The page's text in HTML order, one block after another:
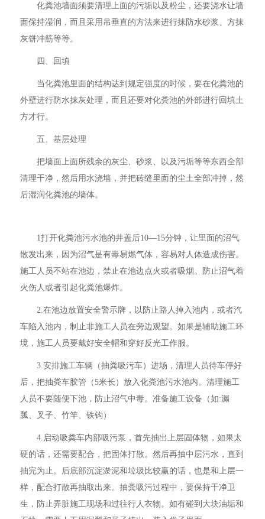
化粪池墙面须要清理上面的污垢以及粉尘，还要浇水让墙
面保持湿润，而且采用吊垂直的方法来进行抹防水砂浆、方抹
灰饼冲筋等等。
四、回填
当化粪池里面的结构达到规定强度的时候，要在化粪池的
外壁进行防水抹灰处理，而且还要对化粪池的外部进行回填土
方才行。
五、基层处理
把墙面上面所残余的灰尘、砂浆、以及污垢等等东西全部
清理干净，然后用水浇墙，并把砖缝里面的尘土全部冲掉，然
后湿润化粪池的墙体。
1打开化粪池污水池的井盖后10—15分钟，让里面的沼气
散发出来，因为沼气是有毒易燃气体，容易对人体造成伤害。
施工人员不站在池边，禁止在池边点火或者吸烟。防止沼气着
火伤人或者引起化粪池爆炸。
2.在池边放置安全警示牌，以防止路人掉入池内，或者汽
车陷入池内，制止非施工人员在旁边观望。如果是辅助施工环
境，施工人员要戴好安全帽和穿好反光工作服。
3.安排施工车辆（抽粪吸污车）进场，清理人员待车停好
后，把抽粪车胶管（5米长）放入化粪池污水池内。清理施工
人员不要随便下池，防止沼气中毒。准备施工设备（如:漏
瓢、叉子、竹竿、铁钩）
4.启动吸粪车内部吸污泵，首先抽出上层固体物，如果太
硬的话，还需要配合，把固体打散。然后再抽中层污水，直到
抽完为止。后底部沉淀淤泥和垃圾比较赢的话，也是和上层一
样，配合打散再抽取出来。抽粪吸污过程中，要保持干净卫
生，防止弄脏施工现场和过往行人衣物。如有碰到大块油垢和